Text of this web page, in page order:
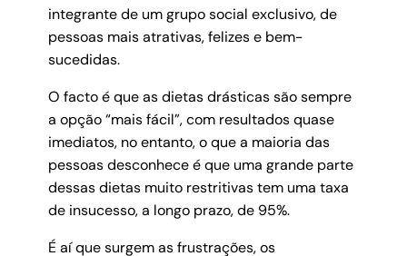
integrante de um grupo social exclusivo, de
pessoas mais atrativas, felizes e bem-
sucedidas.
O facto é que as dietas drásticas são sempre
a opção “mais fácil”, com resultados quase
imediatos, no entanto, o que a maioria das
pessoas desconhece é que uma grande parte
dessas dietas muito restritivas tem uma taxa
de insucesso, a longo prazo, de 95%.
É aí que surgem as frustrações, os